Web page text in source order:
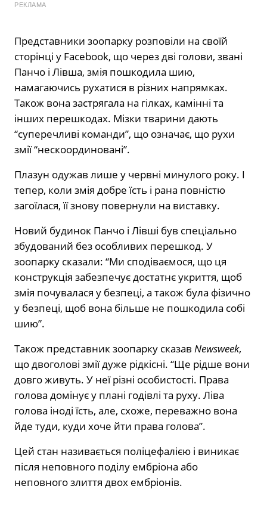
РЕКЛАМА
Представники зоопарку розповіли на своїй
сторінці у Facebook, що через дві голови, звані
Панчо і Лівша, змія пошкодила шию,
намагаючись рухатися в різних напрямках.
Також вона застрягала на гілках, камінні та
інших перешкодах. Мізки тварини дають
“суперечливі команди”, що означає, що рухи
змії “нескоординовані”.
Плазун одужав лише у червні минулого року. І
тепер, коли змія добре їсть і рана повністю
загоїлася, її знову повернули на виставку.
Новий будинок Панчо і Лівші був спеціально
збудований без особливих перешкод. У
зоопарку сказали: “Ми сподіваємося, що ця
конструкція забезпечує достатнє укриття, щоб
змія почувалася у безпеці, а також була фізично
у безпеці, щоб вона більше не пошкодила собі
шию”.
Також представник зоопарку сказав Newsweek,
що двоголові змії дуже рідкісні. “Ще рідше вони
довго живуть. У неї різні особистості. Права
голова домінує у плані годівлі та руху. Ліва
голова іноді їсть, але, схоже, переважно вона
йде туди, куди хоче йти права голова”.
Цей стан називається поліцефалією і виникає
після неповного поділу ембріона або
неповного злиття двох ембріонів.